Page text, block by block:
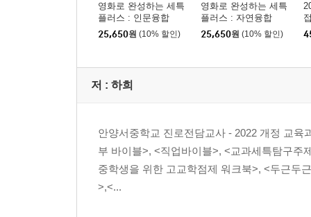
영화로 완성하는 세특
플러스 : 인문융합
25,650원 (10% 할인)
영화로 완성하는 세특
플러스 : 자연융합
25,650원 (10% 할인)
저 : 하희
안양서중학교 진로전담교사 - 2022 개정 교
부 바이블>, <직업바이블>, <교과세특탐구주
중학생을 위한 고교학점제 워크북>, <두근두
>,<...